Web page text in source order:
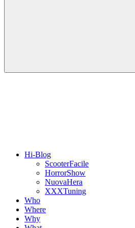
Hi-Blog
ScooterFacile
HorrorShow
NuovaHera
XXXTuning
Who
Where
Why